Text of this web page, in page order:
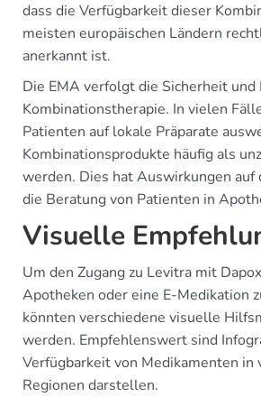
dass die Verfügbarkeit dieser
meisten europäischen Ländern
anerkannt ist.
Die EMA verfolgt die Sicherheit und
Kombinationstherapie. In vielen
Patienten auf lokale Präparate
Kombinationsprodukte häufig als
werden. Dies hat Auswirkungen auf
die Beratung von Patienten in
Visuelle
Um den Zugang zu Levitra mit
Apotheken oder eine E-Medikation
könnten verschiedene visuelle
werden. Empfehlenswert sind
Verfügbarkeit von Medikamenten in
Regionen darstellen.